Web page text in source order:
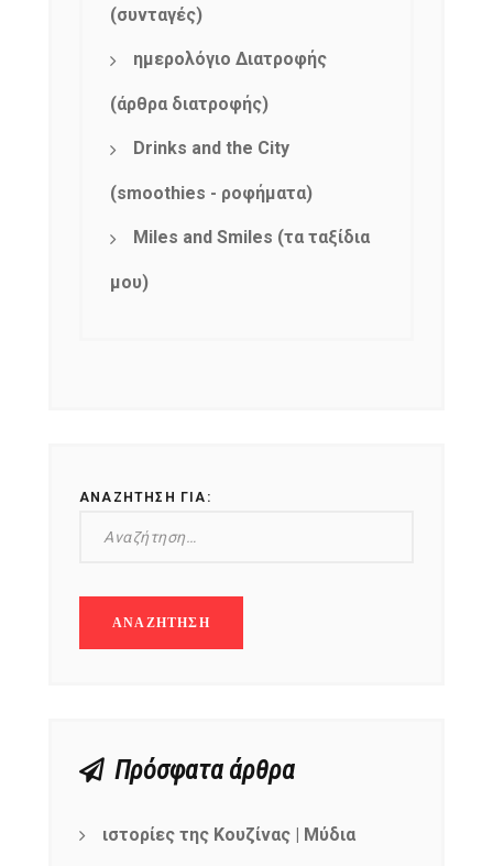
(συνταγές)
ημερολόγιο Διατροφής
(άρθρα διατροφής)
Drinks and the City
(smoothies - ροφήματα)
Miles and Smiles (τα ταξίδια
μου)
ΑΝΑΖΉΤΗΣΗ ΓΙΑ:
Πρόσφατα άρθρα
ιστορίες της Κουζίνας | Μύδια